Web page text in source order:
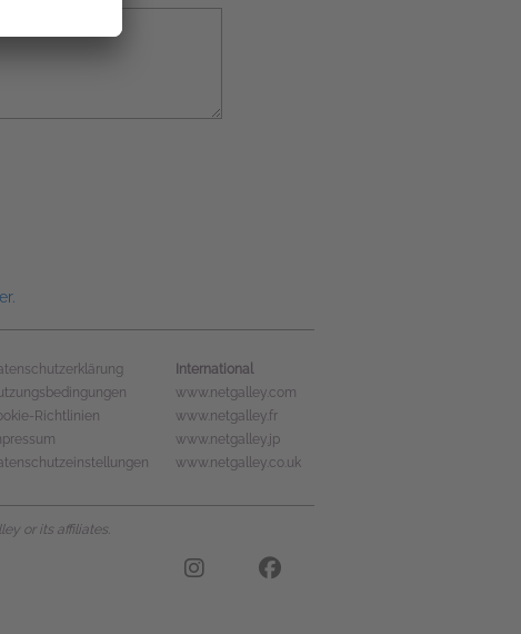
Richtlinien
International
www.netgalley.com
www.netgalley.fr
www.netgalley.jp
www.netgalley.co.uk
or its affiliates.